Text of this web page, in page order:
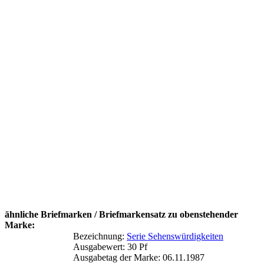
ähnliche Briefmarken / Briefmarkensatz zu obenstehender
Marke:
Bezeichnung: Serie Sehenswürdigkeiten
Ausgabewert: 30 Pf
Ausgabetag der Marke: 06.11.1987